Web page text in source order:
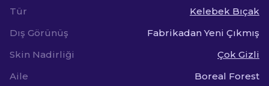
Tür
Kelebek Bıçak
Dış Görünüş
Fabrikadan Yeni Çıkmış
Skin Nadirliği
Çok Gizli
Aile
Boreal Forest